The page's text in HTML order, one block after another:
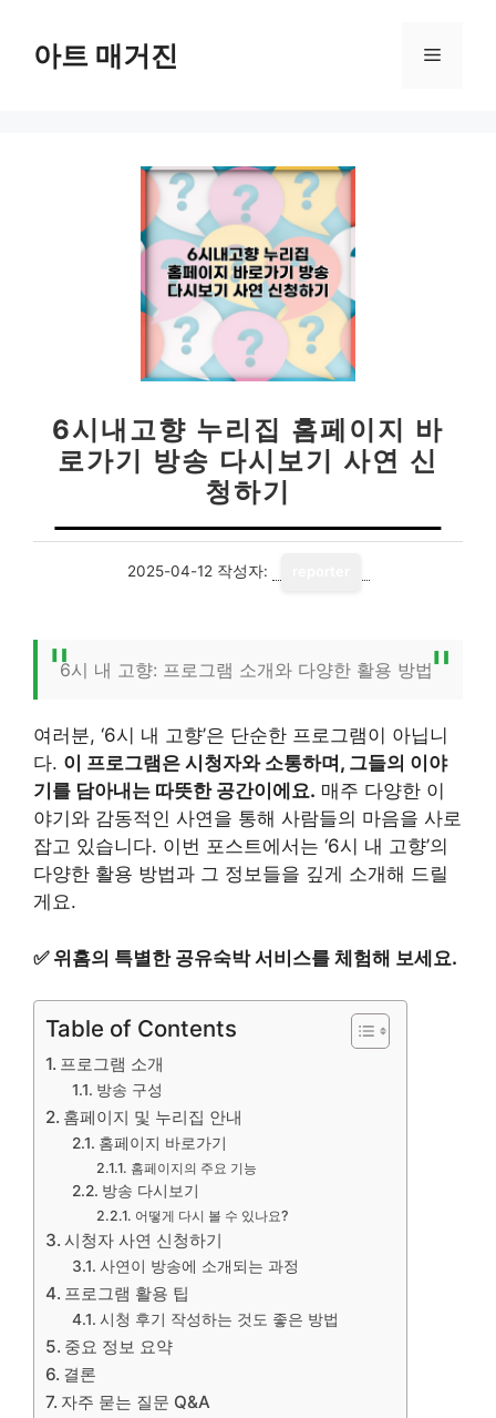
아트 매거진 메
6시내고향 누리집 홈페이지 바
로가기 방송 다시보기 사연 신
청하기
2025-04-12 작성자:
6시 내 고향: 프로그램 소개와 다양한 활용 방법
여러분, ‘6시 내 고향’은 단순한 프로그램이 아닙니
다. 이 프로그램은 시청자와 소통하며, 그들의 이야
기를 담아내는 따뜻한 공간이에요. 매주 다양한 이
야기와 감동적인 사연을 통해 사람들의 마음을 사로
잡고 있습니다. 이번 포스트에서는 ‘6시 내 고향’의
다양한 활용 방법과 그 정보들을 깊게 소개해 드릴
게요.
✅ 위홈의 특별한 공유숙박 서비스를 체험해 보세요.
Table of Contents
프로그램 소개
방송 구성
홈페이지 및 누리집 안내
홈페이지 바로가기
홈페이지의 주요 기능
방송 다시보기
어떻게 다시 볼 수 있나요?
시청자 사연 신청하기
사연이 방송에 소개되는 과정
프로그램 활용 팁
시청 후기 작성하는 것도 좋은 방법
중요 정보 요약
결론
자주 묻는 질문 Q&A